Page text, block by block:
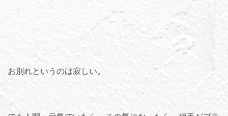
お別れというのは寂しい。